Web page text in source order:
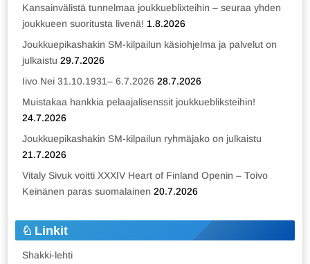
Kansainvälistä tunnelmaa joukkueblixteihin – seuraa yhden
joukkueen suoritusta livenä! 1.8.2026
Joukkuepikashakin SM-kilpailun käsiohjelma ja palvelut on
julkaistu 29.7.2026
Iivo Nei 31.10.1931– 6.7.2026 28.7.2026
Muistakaa hankkia pelaajalisenssit joukkuebliksteihin!
24.7.2026
Joukkuepikashakin SM-kilpailun ryhmäjako on julkaistu
21.7.2026
Vitaly Sivuk voitti XXXIV Heart of Finland Openin – Toivo
Keinänen paras suomalainen 20.7.2026
Linkit
Shakki-lehti